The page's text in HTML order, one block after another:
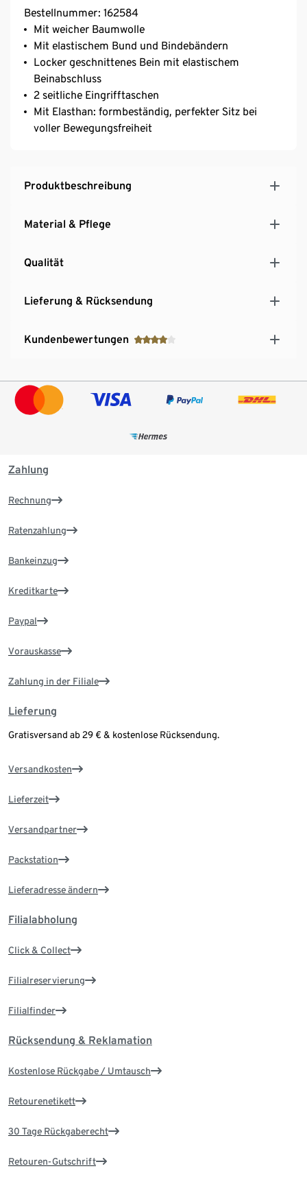
Bestellnummer: 162584
Mit weicher Baumwolle
Mit elastischem Bund und Bindebändern
Locker geschnittenes Bein mit elastischem
Beinabschluss
2 seitliche Eingrifftaschen
Mit Elasthan: formbeständig, perfekter Sitz bei
voller Bewegungsfreiheit
Produktbeschreibung
Material & Pflege
Qualität
Lieferung & Rücksendung
Kundenbewertungen
Zahlung
Rechnung
Ratenzahlung
Bankeinzug
Kreditkarte
Paypal
Vorauskasse
Zahlung in der Filiale
Lieferung
Gratisversand ab 29 € & kostenlose Rücksendung.
Versandkosten
Lieferzeit
Versandpartner
Packstation
Lieferadresse ändern
Filialabholung
Click & Collect
Filialreservierung
Filialfinder
Rücksendung & Reklamation
Kostenlose Rückgabe / Umtausch
Retourenetikett
30 Tage Rückgaberecht
Retouren-Gutschrift